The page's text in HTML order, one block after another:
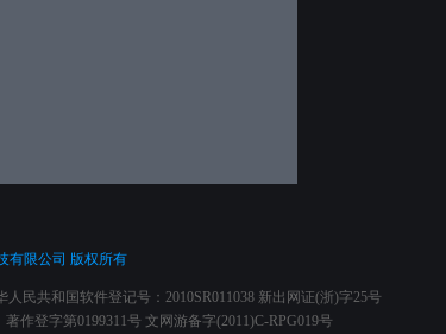
有限公司 版权所有
民共和国软件登记号：2010SR011038 新出网证(浙)字25号
作登字第0199311号 文网游备字(2011)C-RPG019号